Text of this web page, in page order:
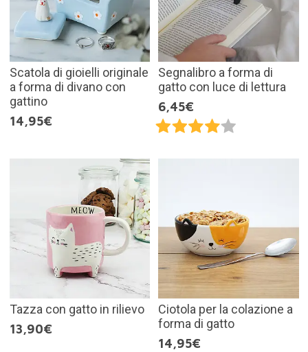
Scatola di gioielli originale
a forma di divano con
gattino
14,95€
Segnalibro a forma di
gatto con luce di lettura
6,45€
Tazza con gatto in rilievo
13,90€
Ciotola per la colazione a
forma di gatto
14,95€